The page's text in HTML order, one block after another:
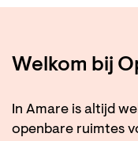
Welkom bij
In Amare is altijd
openbare ruimtes